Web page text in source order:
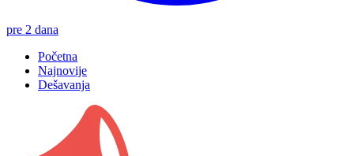
pre 2 dana
Početna
Najnovije
Dešavanja